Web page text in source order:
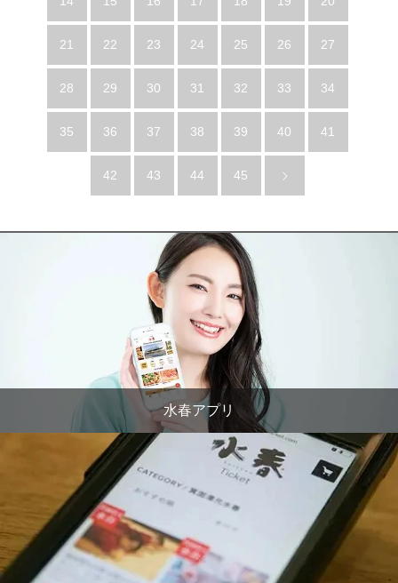
21 22 23 24 25 26 27
28 29 30 31 32 33 34
35 36 37 38 39 40 41
42 43 44 45
水春アプリ